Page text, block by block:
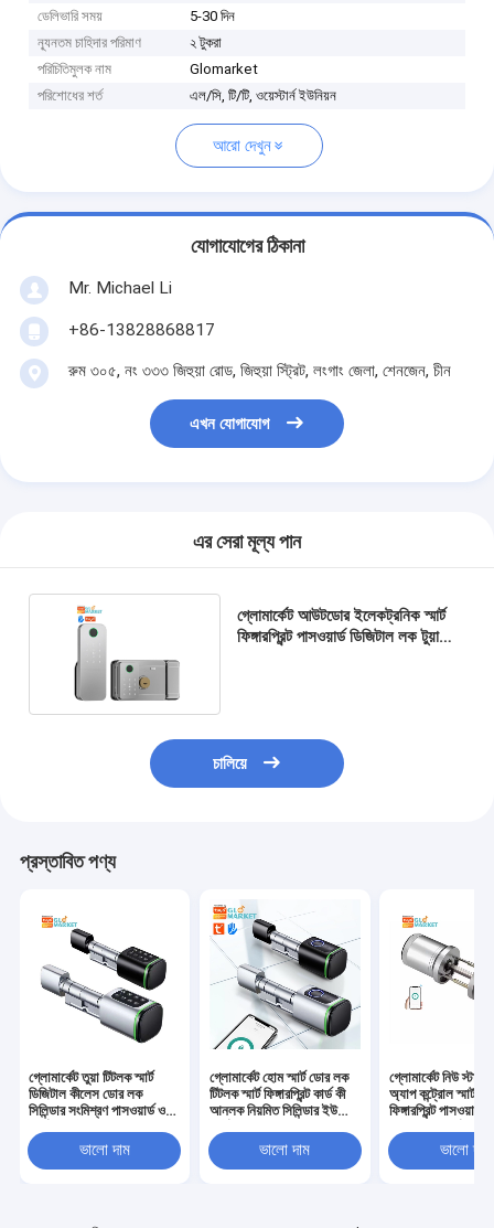
ডেলিভারি সময়
5-30 দিন
ন্যূনতম চাহিদার পরিমাণ
২ টুকরা
পরিচিতিমুলক নাম
Glomarket
পরিশোধের শর্ত
এল/সি, টি/টি, ওয়েস্টার্ন ইউনিয়ন
আরো দেখুন
যোগাযোগের ঠিকানা
Mr. Michael Li
+86-13828868817
রুম ৩০৫, নং ৩৩৩ জিহুয়া রোড, জিহুয়া স্ট্রিট, লংগাং জেলা, শেনজেন, চীন
এখন যোগাযোগ
এর সেরা মূল্য পান
গ্লোমার্কেট আউটডোর ইলেকট্রনিক স্মার্ট
ফিঙ্গারপ্রিন্ট পাসওয়ার্ড ডিজিটাল লক টুয়া
চালিয়ে
প্রস্তাবিত পণ্য
গ্লোমার্কেট তুয়া টিটলক স্মার্ট
ডিজিটাল কীলেস ডোর লক
সিলিন্ডার সংমিশ্রণ পাসওয়ার্ড ও
স্মার্ট লক
ভালো দাম
গ্লোমার্কেট হোম স্মার্ট ডোর লক
টিটলক স্মার্ট ফিঙ্গারপ্রিন্ট কার্ড কী
আনলক নিয়মিত সিলিন্ডার ইউরো
ভালো দাম
গ্লোমার্কেট নিউ
অ্যাপ কন্ট্রোল স্মার্ট
ফিঙ্গারপ্রিন্ট পাসওয়ার্ড
স্মার্ট ডোর বোতাম লক
ভালো দাম